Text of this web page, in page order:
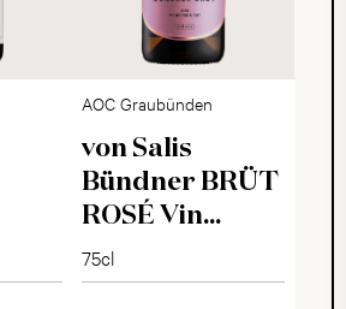
AOC Graubünden
von Salis
Bündner BRÜT
ROSÉ Vin
Mousseux 2025
75cl